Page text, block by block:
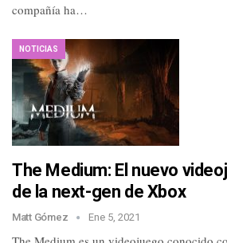
compañía ha…
NOTICIAS
The Medium: El nuevo
de la next-gen de Xbox
Matt Gómez Ene 5, 2021